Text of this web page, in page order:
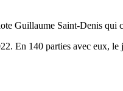
Guillaume Saint-Denis
En 140 parties avec eux,